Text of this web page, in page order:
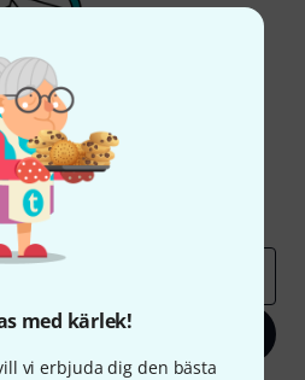
med kärlek!
vi erbjuda dig den bästa
nyhetsbrev
Nyhetsbrev på engelska och
en50 kupong
inlägg
Insikter
dig nu